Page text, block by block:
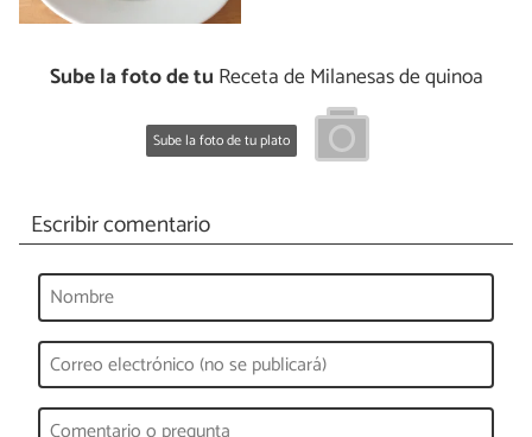
Sube la foto de tu Receta de Milanesas de quinoa
Sube la foto de tu plato
Escribir comentario